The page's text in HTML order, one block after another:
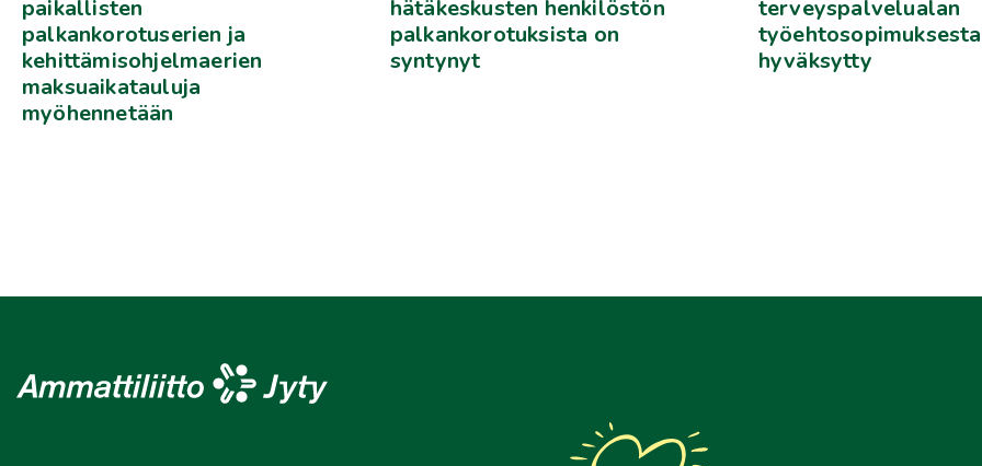
paikallisten
palkankorotuserien ja
kehittämisohjelmaerien
maksuaikatauluja
myöhennetään
hätäkeskusten henkilöstön
palkankorotuksista on
syntynyt
terveyspalvelualan
hyväksytty